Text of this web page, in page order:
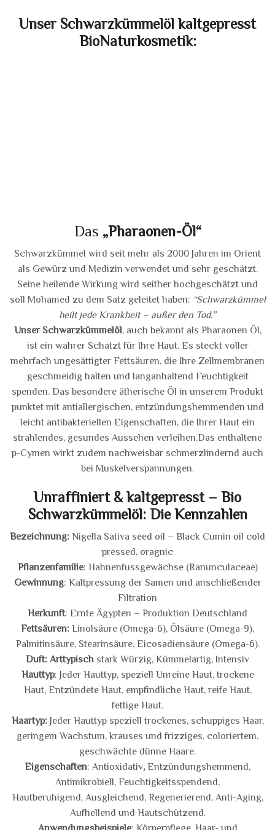
Unser Schwarzkümmelöl kaltgepresst
BioNaturkosmetik:
Das „Pharaonen-Öl“
Schwarzkümmel wird seit mehr als 2000 Jahren im Orient
als Gewürz und Medizin verwendet und sehr geschätzt.
Seine heilende Wirkung wird seither hochgeschätzt und
soll Mohamed zu dem Satz geleitet haben: “Schwarzkümmel
heilt jede Krankheit – außer den Tod.”
Unser Schwarzkümmelöl, auch bekannt als Pharaonen Öl,
ist ein wahrer Schatzt für Ihre Haut. Es steckt voller
mehrfach ungesättigter Fettsäuren, die Ihre Zellmembranen
geschmeidig halten und langanhaltend Feuchtigkeit
spenden. Das besondere ätherische Öl in unserem Produkt
punktet mit antiallergischen, entzündungshemmenden und
leicht antibakteriellen Eigenschaften, die Ihrer Haut ein
strahlendes, gesundes Aussehen verleihen.Das enthaltene
p-Cymen wirkt zudem nachweisbar schmerzlindernd auch
bei Muskelverspannungen.
Unraffiniert & kaltgepresst – Bio
Schwarzkümmelöl: Die Kennzahlen
Bezeichnung: Nigella Sativa seed oil – Black Cumin oil cold
pressed, oragnic
Pflanzenfamilie: Hahnenfussgewächse (Ranunculaceae)
Gewinnung: Kaltpressung der Samen und anschließender
Filtration
Herkunft: Ernte Ägypten – Produktion Deutschland
Fettsäuren: Linolsäure (Omega-6), Ölsäure (Omega-9),
Palmitinsäure, Stearinsäure, Eicosadiensäure (Omega-6).
Duft: Arttypisch stark Würzig, Kümmelartig, Intensiv
Hauttyp: Jeder Hauttyp, speziell Unreine Haut, trockene
Haut, Entzündete Haut, empfindliche Haut, reife Haut,
fettige Haut.
Haartyp: Jeder Hauttyp speziell trockenes, schuppiges Haar,
geringem Wachstum, krauses und frizziges, coloriertem,
geschwächte dünne Haare.
Eigenschaften: Antioxidativ, Entzündungshemmend,
Antimikrobiell, Feuchtigkeitsspendend,
Hautberuhigend, Ausgleichend, Regenerierend, Anti-Aging,
Aufhellend und Hautschützend.